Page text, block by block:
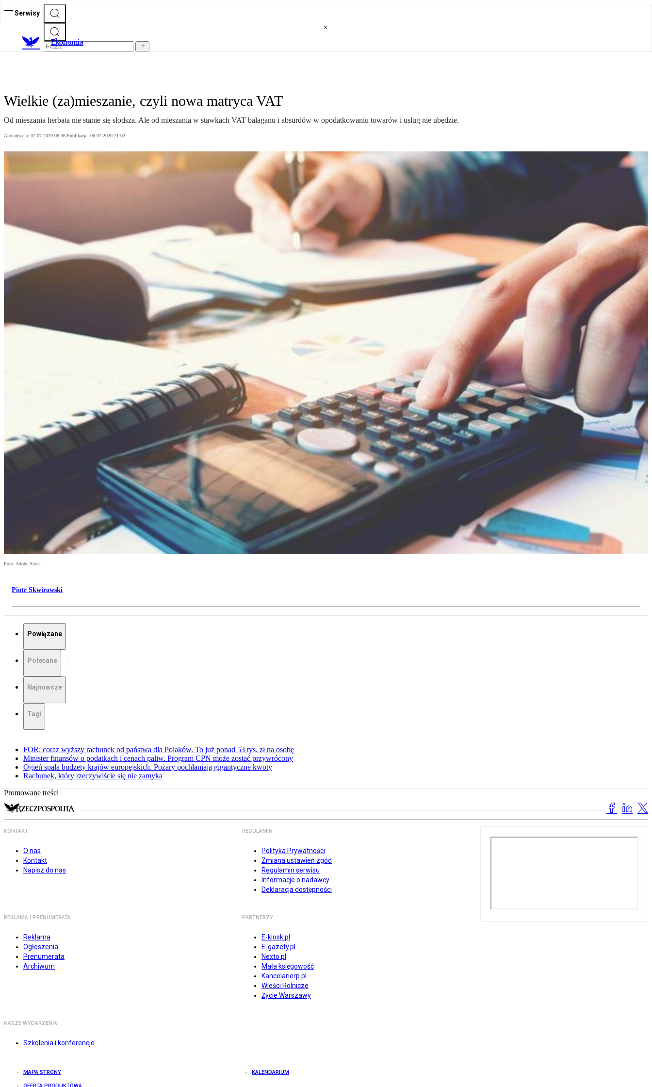
Serwisy
Ekonomia
Wielkie (za)mieszanie, czyli nowa matryca VAT
Od mieszania herbata nie stanie się słodsza. Ale od mieszania w stawkach VAT bałaganu i absurdów w opodatkowaniu towarów i usług nie ubędzie.
Aktualizacja: 07.07.2020 06:36 Publikacja: 06.07.2020 21:02
Foto: Adobe Stock
Piotr Skwirowski
Powiązane
Polecane
Najnowsze
Tagi
FOR: coraz wyższy rachunek od państwa dla Polaków. To już ponad 53 tys. zł na osobę
Minister finansów o podatkach i cenach paliw. Program CPN może zostać przywrócony
Ogień spala budżety krajów europejskich. Pożary pochłaniają gigantyczne kwoty
Rachunek, który rzeczywiście się nie zamyka
Promowane treści
KONTAKT
O nas
Kontakt
Napisz do nas
REGULAMIN
Polityka Prywatności
Zmiana ustawień zgód
Regulamin serwisu
Informacje o nadawcy
Deklaracja dostępności
REKLAMA I PRENUMERATA
Reklama
Ogłoszenia
Prenumerata
Archiwum
PARTNERZY
E-kiosk.pl
E-gazety.pl
Nexto.pl
Mała księgowość
Kancelarierp.pl
Wieści Rolnicze
Życie Warszawy
NASZE WYDARZENIA
Szkolenia i konferencje
MAPA STRONY KALENDARIUM